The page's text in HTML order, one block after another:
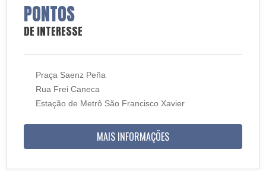
PONTOS
DE INTERESSE
Praça Saenz Peña
Rua Frei Caneca
Estação de Metrô São Francisco Xavier
MAIS INFORMAÇÕES